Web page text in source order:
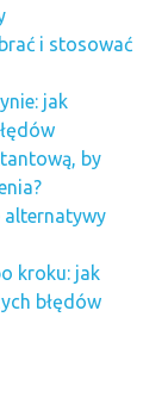
i stosować
jak
by
alternatywy
kroku: jak
błędów